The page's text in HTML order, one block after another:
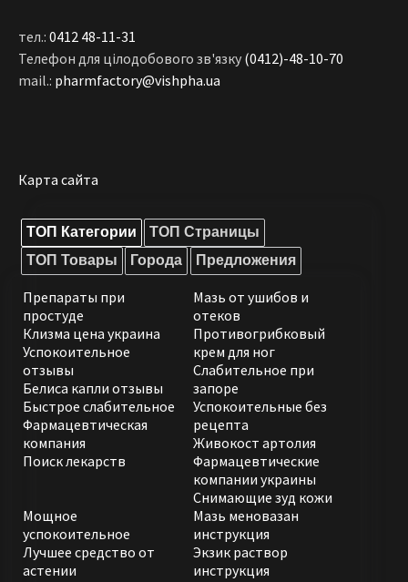
тел.: 0412 48-11-31
Телефон для цілодобового зв'язку (0412)-48-10-70
mail.: pharmfactory@vishpha.ua
Карта сайта
ТОП Категории
ТОП Страницы
ТОП Товары
Города Предложения
Препараты при
простуде
Клизма цена украина
Успокоительное
отзывы
Белиса капли отзывы
Быстрое слабительное
Фармацевтическая
компания
Поиск лекарств
Мазь от ушибов и
отеков
Противогрибковый
крем для ног
Слабительное при
запоре
Успокоительные без
рецепта
Живокост артолия
Фармацевтические
компании украины
Снимающие зуд кожи
Мощное
успокоительное
Лучшее средство от
астении
Мазь меновазан
инструкция
Экзик раствор
инструкция